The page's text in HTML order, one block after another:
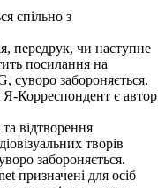
спільно з
передрук, чи наступне
посилання на
суворо забороняється.
Я-Корреспондент є автор
відтворення
творів
забороняється.
призначені для осіб